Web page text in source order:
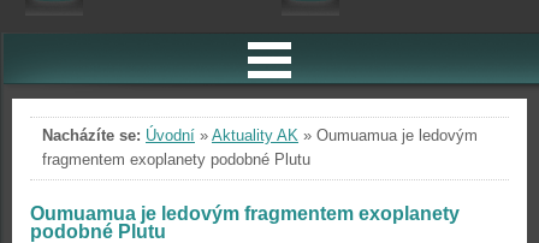
Nacházíte se: Úvodní » Aktuality AK » Oumuamua je ledovým
fragmentem exoplanety podobné Plutu
Oumuamua je ledovým fragmentem exoplanety
podobné Plutu